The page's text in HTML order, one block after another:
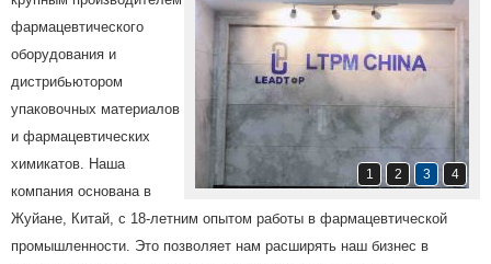
4
3
2
1
фармацевтического
оборудования и
дистрибьютором
упаковочных материалов
и фармацевтических
химикатов. Наша
компания основана в
Жуйане, Китай, с 18-летним опытом работы в фармацевтической
промышленности. Это позволяет нам расширять наш бизнес в